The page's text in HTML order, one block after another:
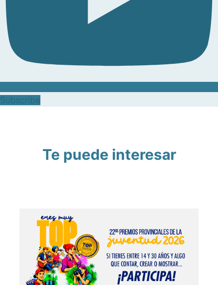
Te puede interesar